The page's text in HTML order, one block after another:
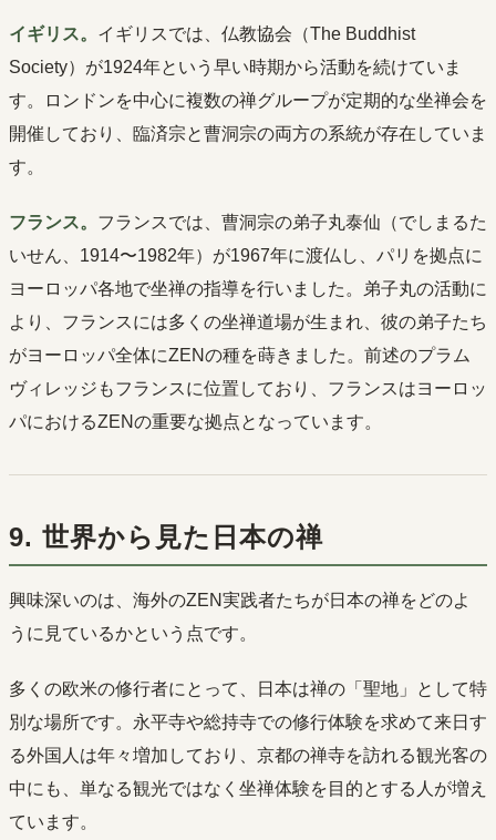
イギリス。 イギリスでは、仏教協会（The Buddhist
Society）が1924年という早い時期から活動を続けていま
す。ロンドンを中心に複数の禅グループが定期的な坐禅会を
開催しており、臨済宗と曹洞宗の両方の系統が存在していま
す。
フランス。 フランスでは、曹洞宗の弟子丸泰仙（でしまるた
いせん、1914〜1982年）が1967年に渡仏し、パリを拠点に
ヨーロッパ各地で坐禅の指導を行いました。弟子丸の活動に
より、フランスには多くの坐禅道場が生まれ、彼の弟子たち
がヨーロッパ全体にZENの種を蒔きました。前述のプラム
ヴィレッジもフランスに位置しており、フランスはヨーロッ
パにおけるZENの重要な拠点となっています。
9. 世界から見た日本の禅
興味深いのは、海外のZEN実践者たちが日本の禅をどのよ
うに見ているかという点です。
多くの欧米の修行者にとって、日本は禅の「聖地」として特
別な場所です。永平寺や総持寺での修行体験を求めて来日す
る外国人は年々増加しており、京都の禅寺を訪れる観光客の
中にも、単なる観光ではなく坐禅体験を目的とする人が増え
ています。